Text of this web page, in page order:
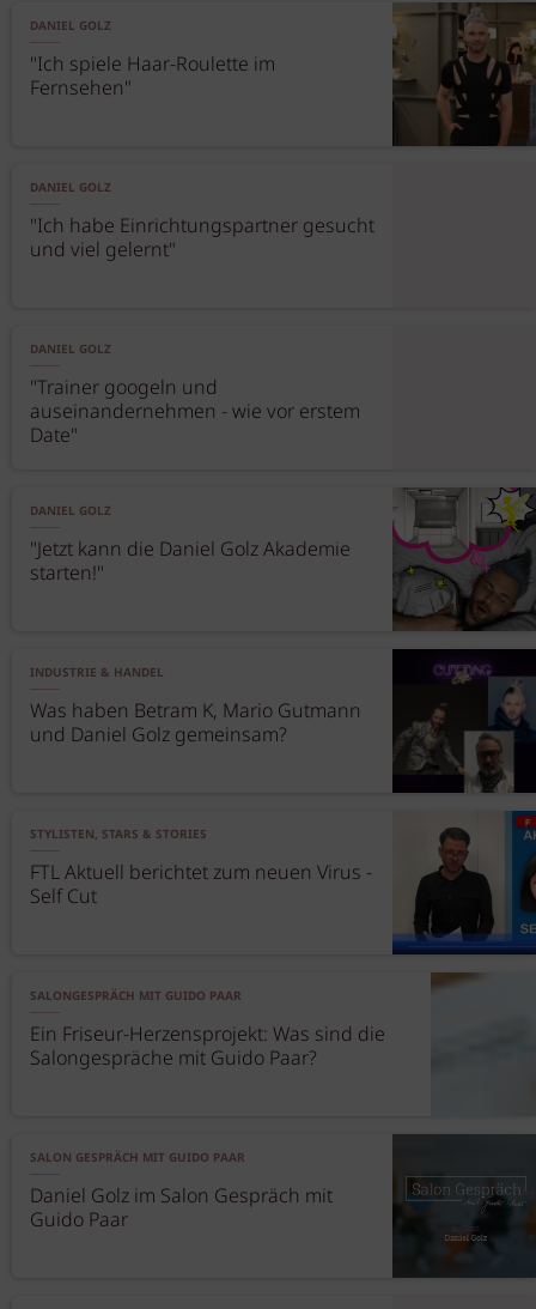
DANIEL GOLZ
"Ich spiele Haar-Roulette im
Fernsehen"
DANIEL GOLZ
"Ich habe Einrichtungspartner gesucht
und viel gelernt"
DANIEL GOLZ
"Trainer googeln und
auseinandernehmen - wie vor erstem
Date"
DANIEL GOLZ
"Jetzt kann die Daniel Golz Akademie
starten!"
INDUSTRIE & HANDEL
Was haben Betram K, Mario Gutmann
und Daniel Golz gemeinsam?
STYLISTEN, STARS & STORIES
FTL Aktuell berichtet zum neuen Virus -
Self Cut
SALONGESPRÄCH MIT GUIDO PAAR
Ein Friseur-Herzensprojekt: Was sind die
Salongespräche mit Guido Paar?
SALON GESPRÄCH MIT GUIDO PAAR
Daniel Golz im Salon Gespräch mit
Guido Paar